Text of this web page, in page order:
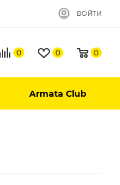
ВОЙТИ
0 0 0
Armata Club